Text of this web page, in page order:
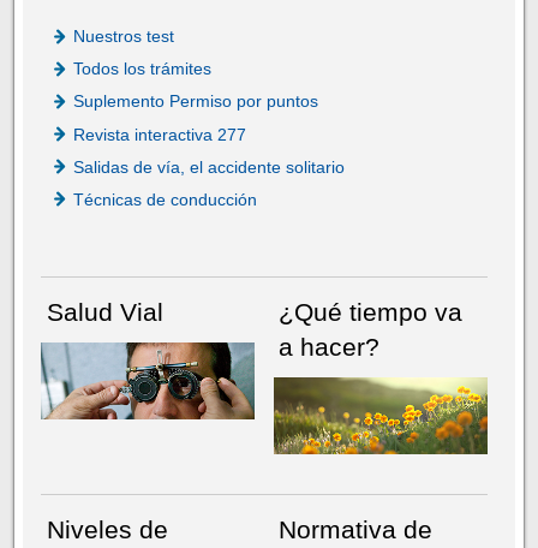
Nuestros test
Todos los trámites
Suplemento Permiso por puntos
Revista interactiva 277
Salidas de vía, el accidente solitario
Técnicas de conducción
Salud Vial
¿Qué tiempo va
a hacer?
Niveles de
Normativa de